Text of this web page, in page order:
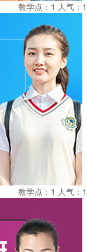
教学点：1 人气：1
教学点：1 人气：1